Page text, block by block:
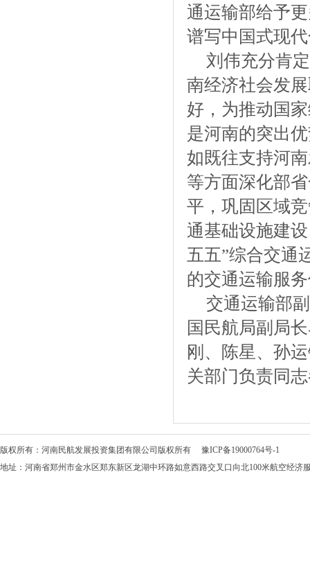
通运输部给予
谱写中国式现
刘伟充分肯
南经济社会发
好，为推动国
是河南的突出
如既往支持河
等方面深化部
平，巩固区域
通基础设施建
五五”综合交通
的交通运输服
交通运输部
国民航局副局
刚、陈星、孙
关部门负责同
版权所有：河南民航发展投资集团有限公司版权所有 豫ICP备19000764号-1
地址：河南省郑州市金水区郑东新区龙湖中环路如意西路交叉口向北100米航空经济